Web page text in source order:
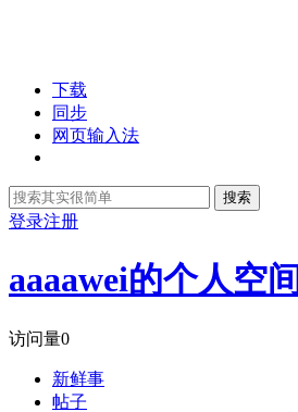
下载
同步
网页输入法
搜索
登录注册
aaaawei的个人空间
访问量0
新鲜事
帖子